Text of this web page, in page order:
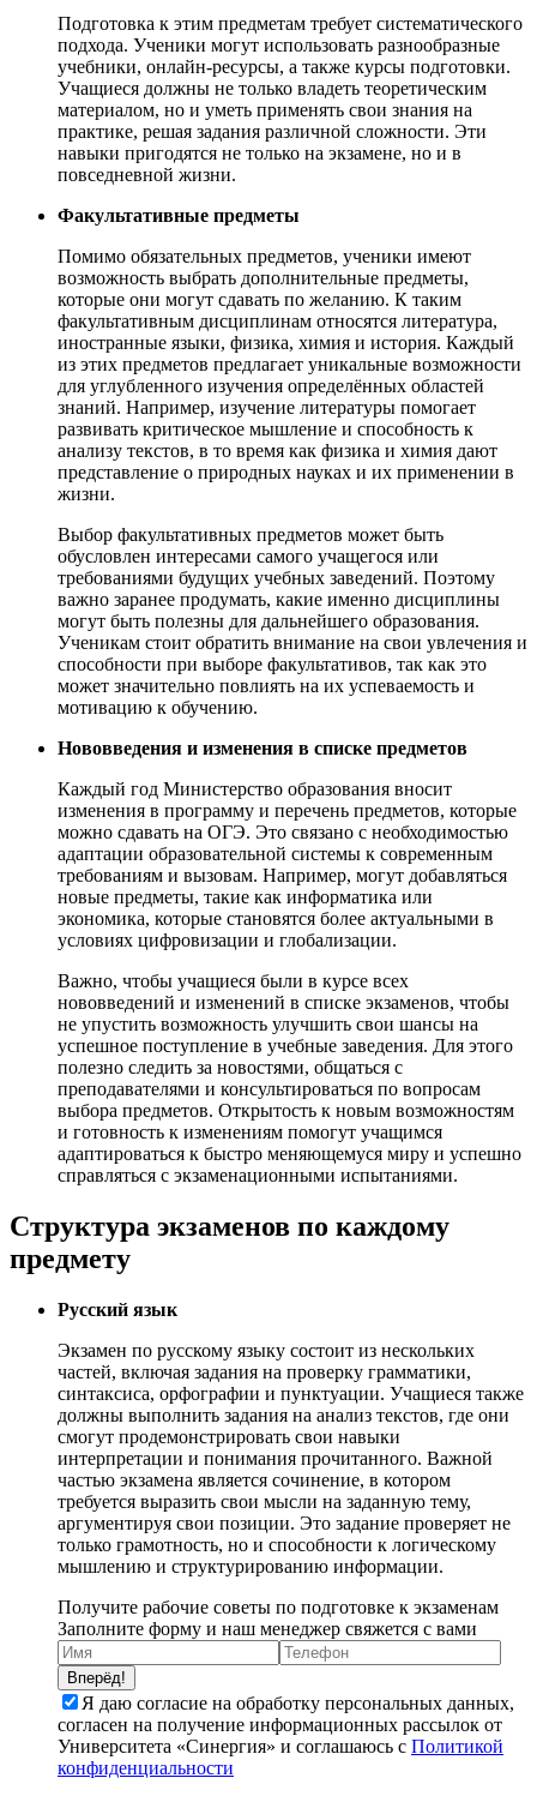
Подготовка к этим предметам требует систематического
подхода. Ученики могут использовать разнообразные
учебники, онлайн-ресурсы, а также курсы подготовки.
Учащиеся должны не только владеть теоретическим
материалом, но и уметь применять свои знания на
практике, решая задания различной сложности. Эти
навыки пригодятся не только на экзамене, но и в
повседневной жизни.
Факультативные предметы
Помимо обязательных предметов, ученики имеют
возможность выбрать дополнительные предметы,
которые они могут сдавать по желанию. К таким
факультативным дисциплинам относятся литература,
иностранные языки, физика, химия и история. Каждый
из этих предметов предлагает уникальные возможности
для углубленного изучения определённых областей
знаний. Например, изучение литературы помогает
развивать критическое мышление и способность к
анализу текстов, в то время как физика и химия дают
представление о природных науках и их применении в
жизни.
Выбор факультативных предметов может быть
обусловлен интересами самого учащегося или
требованиями будущих учебных заведений. Поэтому
важно заранее продумать, какие именно дисциплины
могут быть полезны для дальнейшего образования.
Ученикам стоит обратить внимание на свои увлечения и
способности при выборе факультативов, так как это
может значительно повлиять на их успеваемость и
мотивацию к обучению.
Нововведения и изменения в списке предметов
Каждый год Министерство образования вносит
изменения в программу и перечень предметов, которые
можно сдавать на ОГЭ. Это связано с необходимостью
адаптации образовательной системы к современным
требованиям и вызовам. Например, могут добавляться
новые предметы, такие как информатика или
экономика, которые становятся более актуальными в
условиях цифровизации и глобализации.
Важно, чтобы учащиеся были в курсе всех
нововведений и изменений в списке экзаменов, чтобы
не упустить возможность улучшить свои шансы на
успешное поступление в учебные заведения. Для этого
полезно следить за новостями, общаться с
преподавателями и консультироваться по вопросам
выбора предметов. Открытость к новым возможностям
и готовность к изменениям помогут учащимся
адаптироваться к быстро меняющемуся миру и успешно
справляться с экзаменационными испытаниями.
Структура экзаменов по каждому
предмету
Русский язык
Экзамен по русскому языку состоит из нескольких
частей, включая задания на проверку грамматики,
синтаксиса, орфографии и пунктуации. Учащиеся также
должны выполнить задания на анализ текстов, где они
смогут продемонстрировать свои навыки
интерпретации и понимания прочитанного. Важной
частью экзамена является сочинение, в котором
требуется выразить свои мысли на заданную тему,
аргументируя свои позиции. Это задание проверяет не
только грамотность, но и способности к логическому
мышлению и структурированию информации.
Получите рабочие советы по подготовке к экзаменам
Заполните форму и наш менеджер свяжется с вами
Вперёд!
Я даю согласие на обработку персональных данных,
согласен на получение информационных рассылок от
Университета «Синергия» и соглашаюсь c Политикой
конфиденциальности